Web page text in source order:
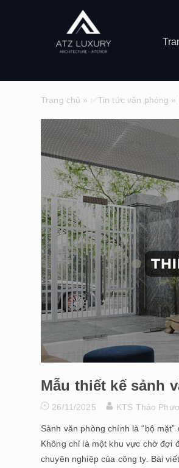
Trang chủ » ✅Tin tức văn phòng »
Mẫu thiết kế sảnh
26/11/2025 KTS Thảo
Sảnh văn phòng chính là “bộ
Không chỉ là một khu vực chờ đợi
chuyên nghiệp của công ty. Bài